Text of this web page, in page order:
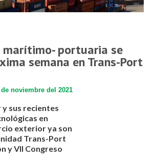
portuaria se
semana en Trans-Port
noviembre del 2021
sus recientes
en
exterior ya son
Trans-Port
y VII Congreso